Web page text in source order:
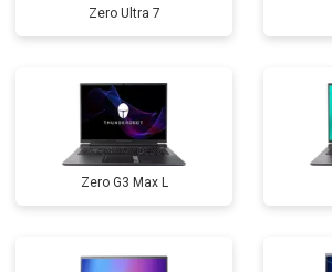
Zero Ultra 7
Zero G3 Max L